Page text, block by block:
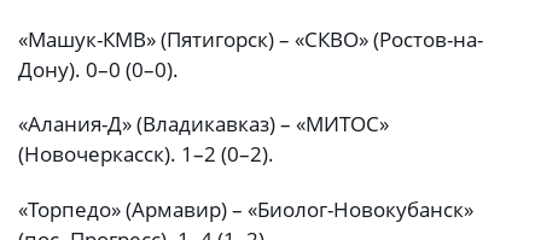
«Машук-КМВ» (Пятигорск) – «СКВО» (Ростов-на-
Дону). 0–0 (0–0).
«Алания-Д» (Владикавказ) – «МИТОС»
(Новочеркасск). 1–2 (0–2).
«Торпедо» (Армавир) – «Биолог-Новокубанск»